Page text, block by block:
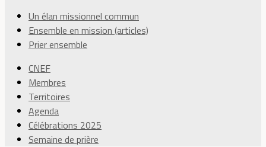
Un élan missionnel commun
Ensemble en mission (articles)
Prier ensemble
CNEF
Membres
Territoires
Agenda
Célébrations 2025
Semaine de prière